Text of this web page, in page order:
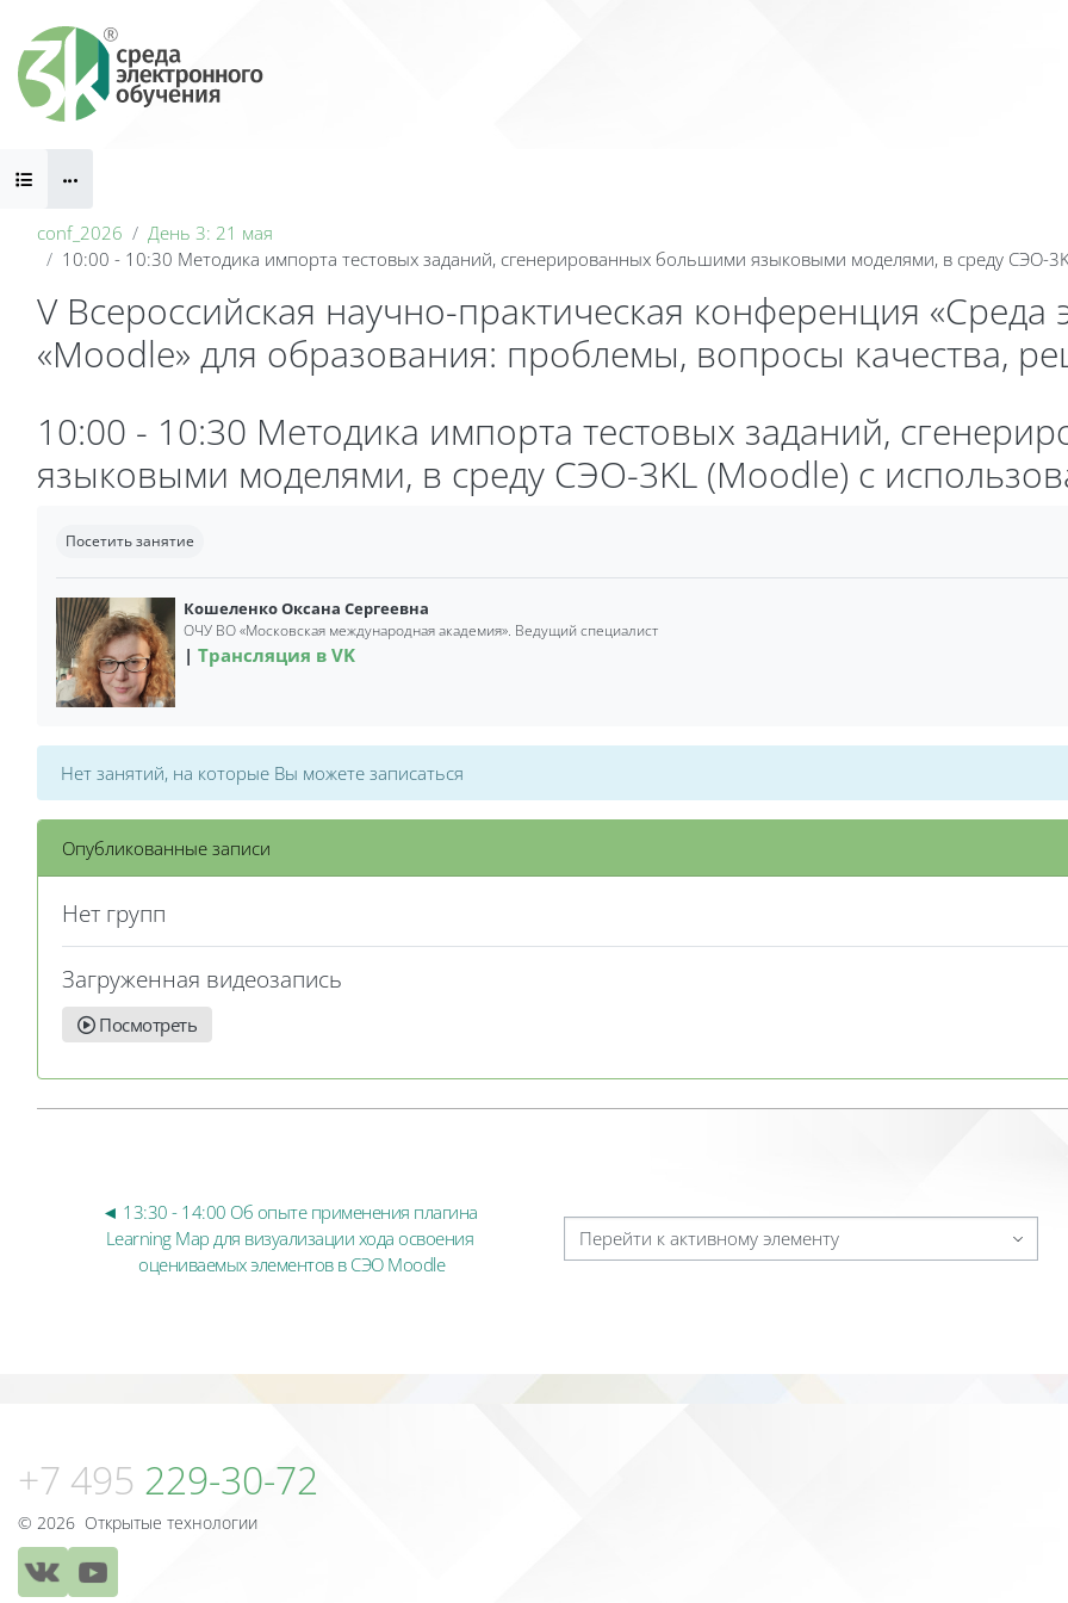
Блоки
conf_2026
День 3: 21 мая
10:00 - 10:30 Методика импорта тестовых заданий, сгенерированных большими языковыми моделями, в среду СЭО-
V Всероссийская научно-практическая конференция «Среда
«Moodle» для образования: проблемы, вопросы качества,
Блоки
10:00 - 10:30 Методика импорта тестовых заданий,
языковыми моделями, в среду СЭО-3KL (Moodle) с
Посетить занятие
Кошеленко Оксана Сергеевна
ОЧУ ВО «Московская международная академия». Ведущий специалист
Трансляция в VK
Нет занятий, на которые Вы можете записаться
Опубликованные записи
Нет групп
Загруженная видеозапись
Посмотреть
◄ 13:30 - 14:00 Об опыте применения плагина
Learning Map для визуализации хода освоения
оцениваемых элементов в СЭО Moodle
Перейти к активному элементу
+7 495 229-30-72
© 2026 Открытые технологии